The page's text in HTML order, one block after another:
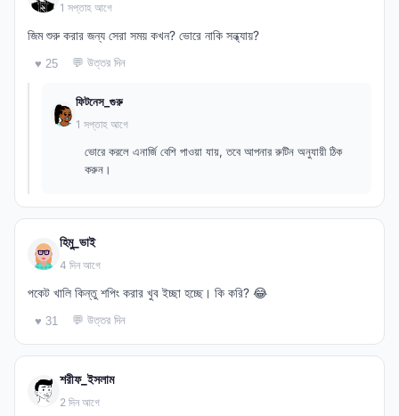
1 সপ্তাহ আগে
জিম শুরু করার জন্য সেরা সময় কখন? ভোরে নাকি সন্ধ্যায়?
♥ 25 💬 উত্তর দিন
ফিটনেস_গুরু
1 সপ্তাহ আগে
ভোরে করলে এনার্জি বেশি পাওয়া যায়, তবে আপনার রুটিন অনুযায়ী ঠিক
করুন।
হিমু_ভাই
4 দিন আগে
পকেট খালি কিন্তু শপিং করার খুব ইচ্ছা হচ্ছে। কি করি? 😂
♥ 31 💬 উত্তর দিন
শরীফ_ইসলাম
2 দিন আগে